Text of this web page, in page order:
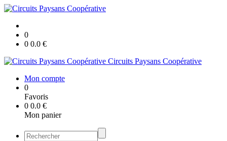
0
0 0.0 €
Circuits Paysans Coopérative
Mon compte
0
Favoris
0 0.0 €
Mon panier